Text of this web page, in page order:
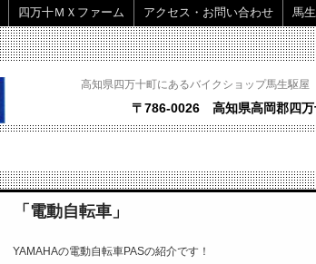
高知県四万十町にあるバイクショップ馬生駆屋
〒786-0026 高知県高岡郡四万
四万十ＭＸファーム アクセス・お問い合わせ 馬
「電動自転車」
YAMAHAの電動自転車PASの紹介です！